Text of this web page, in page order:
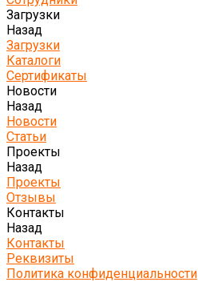
Загрузки
Назад
Загрузки
Каталоги
Сертификаты
Новости
Назад
Новости
Статьи
Проекты
Назад
Проекты
Отзывы
Контакты
Назад
Контакты
Реквизиты
Политика конфиденциальности